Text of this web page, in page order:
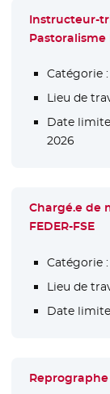
Instructeur-
Pastoralisme
Catégorie :
Lieu de
Date
2026
Chargé.e de
FEDER-FSE
Catégorie :
Lieu de
Date
Reprographe